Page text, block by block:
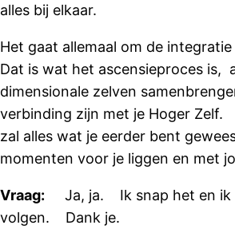
alles bij elkaar.
Het gaat allemaal om de
Dat is wat het ascensieproces is,
dimensionale zelven
verbinding zijn met je Hoger
zal alles wat je eerder bent
momenten voor je liggen en met
Vraag: Ja, ja. Ik snap het en ik
volgen. Dank je.